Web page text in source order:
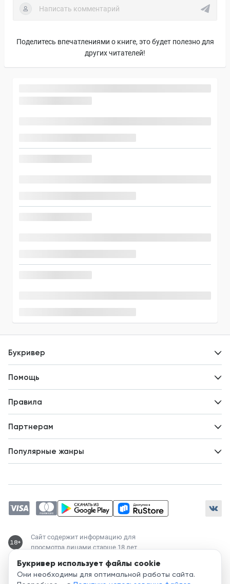
Букривер использует файлы cookie
Они необходимы для оптимальной работы сайта.
Поделитесь впечатлениями о книге, это будет полезно для
других читателей!
Букривер
Новости
Помощь
Правила
Партнерам
Популярные жанры
Магические академии
Современный любовный роман
Любовное фэнтези
18+
Сайт содержит информацию для
просмотра лицами старше 18 лет
Служба поддержки:
support@bookriver.ru